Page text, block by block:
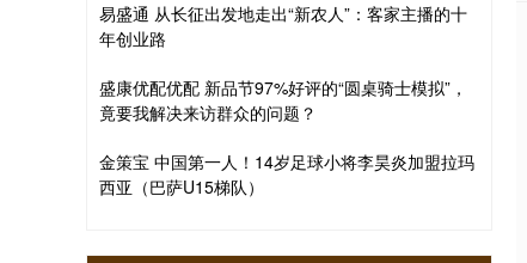
易盛通 从长征出发地走出“新农人”：客家主播的十
年创业路
盛康优配优配 新品节97%好评的“圆桌骑士模拟”，
竟要我解决来访群众的问题？
金策宝 中国第一人！14岁足球小将李昊炎加盟拉玛
西亚（巴萨U15梯队）